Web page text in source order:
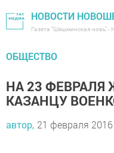
НОВОСТИ
Газета "Шешминская новь"
ОБЩЕСТВО
НА 23
КАЗАНЦУ
автор, 21 февраля